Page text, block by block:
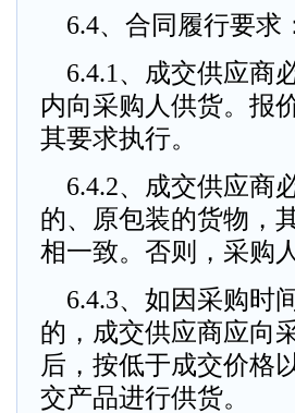
6.4、合同履行要求
6.4.1、成交供应商
内向采购人供货。报
其要求执行。
6.4.2、成交供应商
的、原包装的货物，
相一致。否则，采购
6.4.3、如因采购时
的，成交供应商应向
后，按低于成交价格
交产品进行供货。